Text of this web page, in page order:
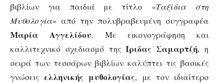
βιβλίων για παιδιά με τίτλο «Ταξίδια στη
Μυθολογία» από την πολυβραβευμένη συγγραφέα
Μαρία Αγγελίδου. Με εικονογράφηση και
καλλιτεχνικό σχεδιασμό τηςΊριδας Σαμαρτζή, η
σειρά των τεσσάρων βιβλίων καλύπτει τις βασικές
γνώσειςελληνικής μυθολογίας, με τον ιδιαίτερο